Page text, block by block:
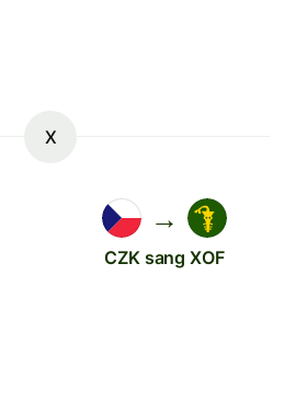
X
→
CZK sang XOF